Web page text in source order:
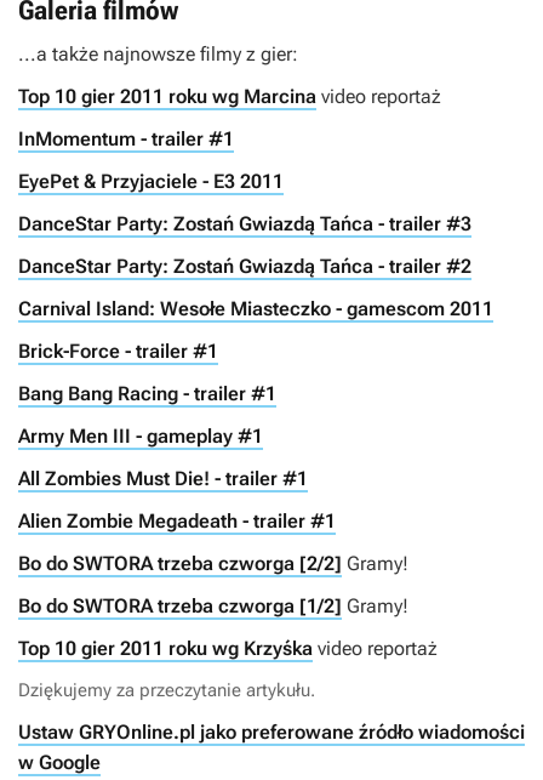
Galeria filmów
...a także najnowsze filmy z gier:
Top 10 gier 2011 roku wg Marcina video reportaż
InMomentum - trailer #1
EyePet & Przyjaciele - E3 2011
DanceStar Party: Zostań Gwiazdą Tańca - trailer #3
DanceStar Party: Zostań Gwiazdą Tańca - trailer #2
Carnival Island: Wesołe Miasteczko - gamescom 2011
Brick-Force - trailer #1
Bang Bang Racing - trailer #1
Army Men III - gameplay #1
All Zombies Must Die! - trailer #1
Alien Zombie Megadeath - trailer #1
Bo do SWTORA trzeba czworga [2/2] Gramy!
Bo do SWTORA trzeba czworga [1/2] Gramy!
Top 10 gier 2011 roku wg Krzyśka video reportaż
Dziękujemy za przeczytanie artykułu.
Ustaw GRYOnline.pl jako preferowane źródło wiadomości
w Google